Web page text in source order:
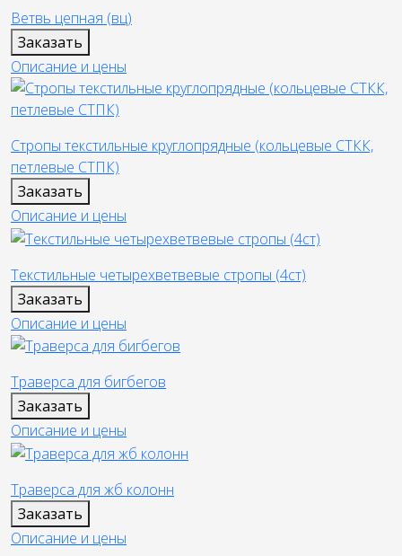
Ветвь цепная (вц)
Заказать
Описание и цены
Стропы текстильные круглопрядные (кольцевые СТКК,
петлевые СТПК)
Заказать
Описание и цены
Текстильные четырехветвевые стропы (4ст)
Заказать
Описание и цены
Траверса для бигбегов
Заказать
Описание и цены
Траверса для жб колонн
Заказать
Описание и цены